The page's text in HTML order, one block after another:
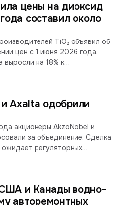
цены на диоксид
составил около
TiO₂ объявил об
цен с 1 июня 2026 года.
выросли на 18% к
убыток компании достиг
Axalta одобрили
акционеры AkzoNobel и
за объединение. Сделка
регуляторных
на конец 2026 — начало
и Канады водно-
авторемонтных